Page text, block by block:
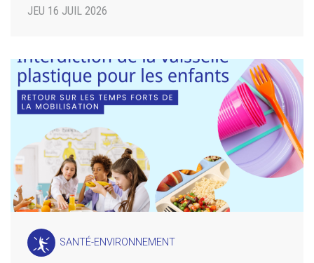
JEU 16 JUIL 2026
SANTÉ-ENVIRONNEMENT